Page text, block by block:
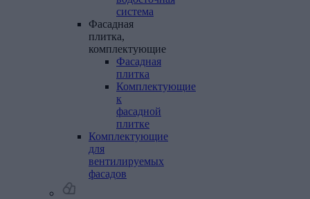
система
Фасадная
плитка,
комплектующие
Фасадная
плитка
Комплектующие
к
фасадной
плитке
Комплектующие
для
вентилируемых
фасадов